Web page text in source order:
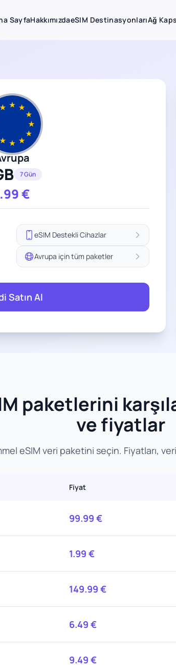
SayfaHakkımızdaeSIM DestinasyonlarıAğ
7 Gün
€
eSIM Destekli Cihazlar
Avrupa için tüm paketler
Satın Al
paketlerini
ve fiyatlar
eSIM veri paketini seçin. Fiyatları, veri
Fiyat
99.99 €
1.99 €
149.99 €
6.49 €
9.49 €